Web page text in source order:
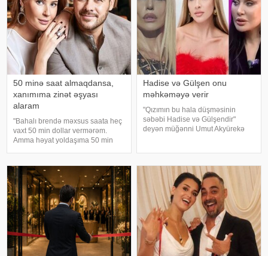
50 minə saat almaqdansa,
xanımıma zinət əşyası
alaram
"Bahalı brendə məxsus saata heç
vaxt 50 min dollar vermərəm.
Amma həyat yoldaşıma 50 min
istinadən xəbər verir ki, bu sözləri
Xalq artisti Emin Ağalaro
Hadise və Gülşen onu
məhkəməyə verir
"Qızımın bu hala düşməsinin
səbəbi Hadise və Gülşendir"
deyən müğənni Umut Akyürekə
davam etdirən Akyürek "Mən
Hadisən